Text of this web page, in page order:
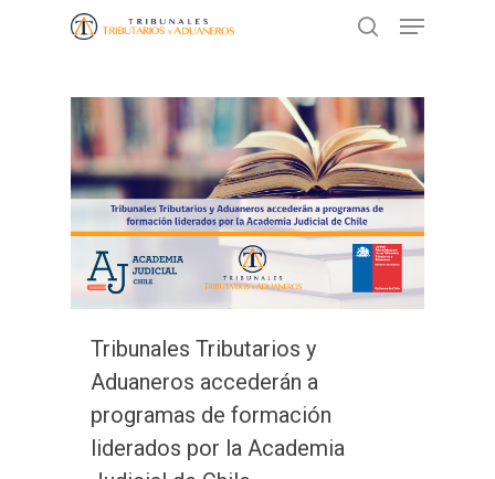
Presione ENTER para buscar o ESC
para cerrar
Tribunales Tributarios y
Aduaneros accederán a
programas de formación
liderados por la Academia